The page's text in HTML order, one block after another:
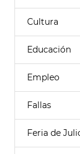
Cultura
Educación
Empleo
Fallas
Feria de